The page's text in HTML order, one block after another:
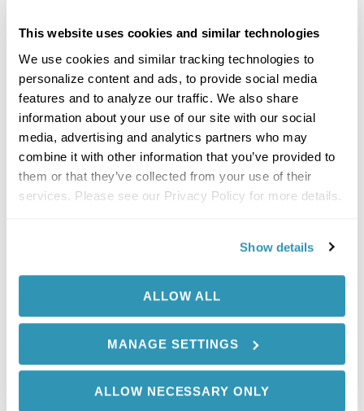
This website uses cookies and similar technologies
We use cookies and similar tracking technologies to
personalize content and ads, to provide social media
features and to analyze our traffic. We also share
information about your use of our site with our social
media, advertising and analytics partners who may
combine it with other information that you’ve provided to
them or that they’ve collected from your use of their
services. Please see our Privacy Policy for more details.
Show details
ALLOW ALL
MANAGE SETTINGS
ALLOW NECESSARY ONLY
M
R
I
K
A
+
1
Ich bin damit einverstanden, dass die Pulmonx
GmbH mich per E-Mail über
Behandlungsmethoden, weiteres
Informationsmaterial, Einladungen zu
Veranstaltungen sowie Umfragen informiert und
Einwilligung jederzeit widerrufen, indem ich auf
den in den E-Mails angegebenen Opt-Out-Link
Zustimmung*